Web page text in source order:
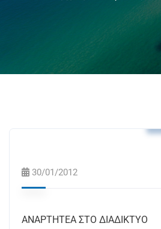
30/01/2012
ΑΝΑΡΤΗΤΕΑ ΣΤΟ ΔΙΑΔΙΚΤΥΟ